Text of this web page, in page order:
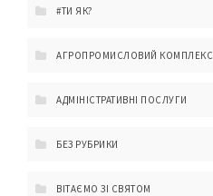
#ТИ ЯК?
АГРОПРОМИСЛОВИЙ КОМПЛЕКС
АДМІНІСТРАТИВНІ ПОСЛУГИ
БЕЗ РУБРИКИ
ВІТАЄМО ЗІ СВЯТОМ